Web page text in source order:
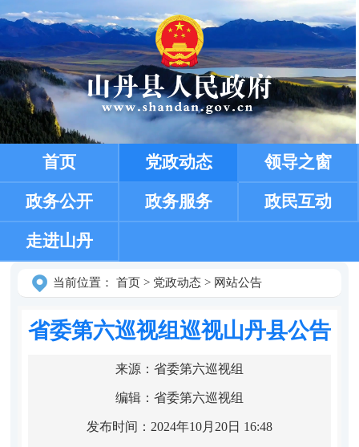
首页 党政动态 领导之窗
政务公开 政务服务 政民互动
走进山丹
当前位置： 首页> 党政动态> 网站公告
省委第六巡视组巡视山丹县公告
来源：省委第六巡视组
编辑：省委第六巡视组
发布时间：2024年10月20日 16:48